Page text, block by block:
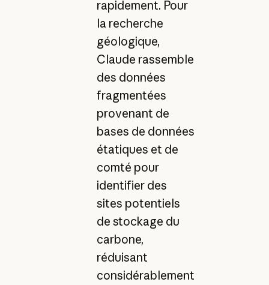
rapidement. Pour
la recherche
géologique,
Claude rassemble
des données
fragmentées
provenant de
bases de données
étatiques et de
comté pour
identifier des
sites potentiels
de stockage du
carbone,
réduisant
considérablement